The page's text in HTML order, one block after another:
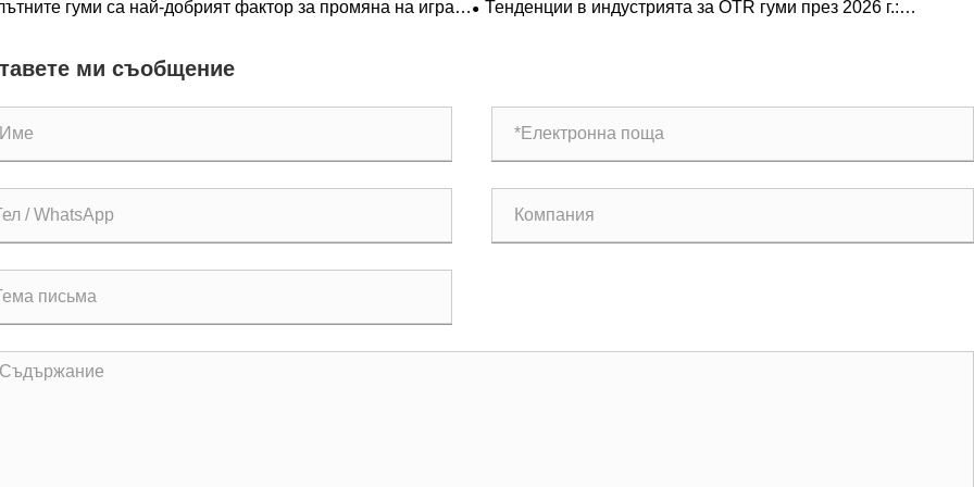
гуми са най-добрият фактор за промяна на играта
Тенденции в индустрията за OTR гуми през 2026 г.:
ми съобщение